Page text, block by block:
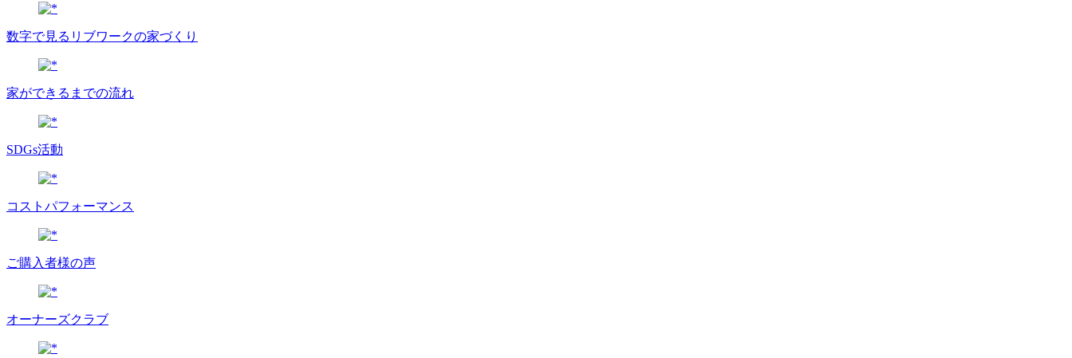
数字で⾒るリブワークの家づくり
家ができるまでの流れ
SDGs活動
コストパフォーマンス
ご購入者様の声
オーナーズクラブ